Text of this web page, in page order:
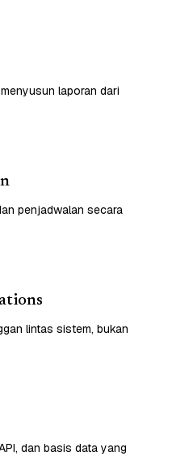
laporan dari
penjadwalan secara
lintas sistem, bukan
dan basis data yang